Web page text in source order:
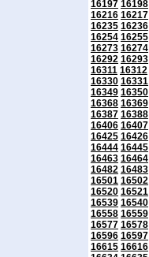
16197 16198
16216 16217
16235 16236
16254 16255
16273 16274
16292 16293
16311 16312
16330 16331
16349 16350
16368 16369
16387 16388
16406 16407
16425 16426
16444 16445
16463 16464
16482 16483
16501 16502
16520 16521
16539 16540
16558 16559
16577 16578
16596 16597
16615 16616